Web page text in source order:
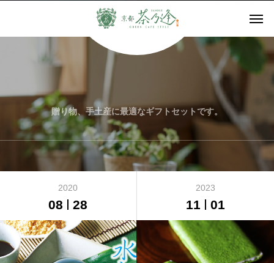
贈り物、手土産に最適なギフトセットです。
2020
08 28
2023
11 01